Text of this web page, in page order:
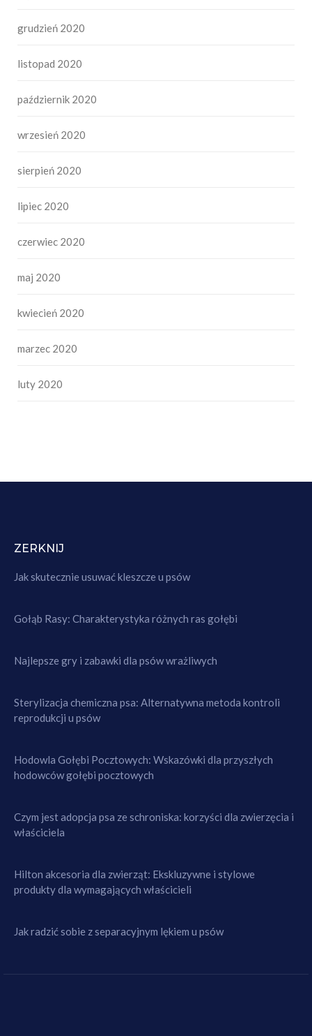
grudzień 2020
listopad 2020
październik 2020
wrzesień 2020
sierpień 2020
lipiec 2020
czerwiec 2020
maj 2020
kwiecień 2020
marzec 2020
luty 2020
ZERKNIJ
Jak skutecznie usuwać kleszcze u psów
Gołąb Rasy: Charakterystyka różnych ras gołębi
Najlepsze gry i zabawki dla psów wrażliwych
Sterylizacja chemiczna psa: Alternatywna metoda kontroli
reprodukcji u psów
Hodowla Gołębi Pocztowych: Wskazówki dla przyszłych
hodowców gołębi pocztowych
Czym jest adopcja psa ze schroniska: korzyści dla zwierzęcia i
właściciela
Hilton akcesoria dla zwierząt: Ekskluzywne i stylowe
produkty dla wymagających właścicieli
Jak radzić sobie z separacyjnym lękiem u psów